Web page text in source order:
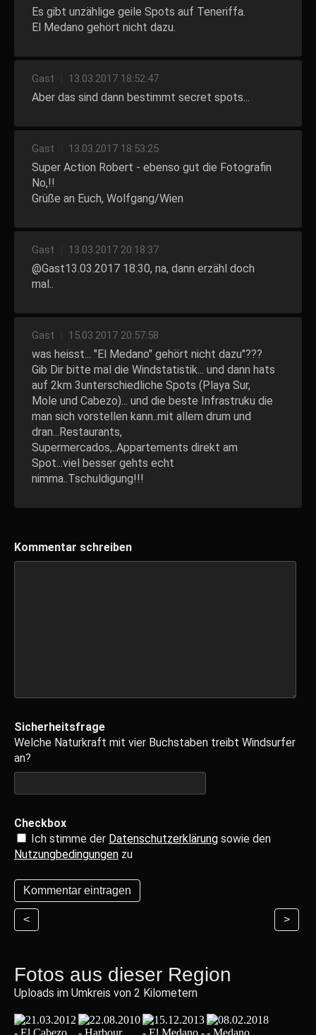
Es gibt unzählige geile Spots auf Teneriffa.
El Medano gehört nicht dazu.
Gast 13.03.2017 18:52:47
Aber das sind dann bestimmt secret spots...
Gast 13.03.2017 18:53:25
Super Action Robert - ebenso gut die Fotografin
No,!!
Grüße an Euch, Wolfgang/Wien
Gast 13.03.2017 20:18:37
@Gast13.03.2017 18:30, na, dann erzähl doch
mal..
Gast 15.03.2017 20:57:58
was heisst... "El Medano" gehört nicht dazu"???
Gib Dir bitte mal die Windstatistik... und dann hats
auf 2km 3unterschiedliche Spots (Playa Sur,
Mole und Cabezo)... und die beste Infrastruku die
man sich vorstellen kann..mit allem drum und
dran...Restaurants,
Supermercados,..Appartements direkt am
Spot...viel besser gehts echt
nimma..Tschuldigung!!!
Kommentar schreiben
Sicherheitsfrage
Welche Naturkraft mit vier Buchstaben treibt Windsurfer
an?
Checkbox
Ich stimme der Datenschutzerklärung sowie den
Nutzungbedingungen zu
< >
Fotos aus dieser Region
Uploads im Umkreis von 2 Kilometern